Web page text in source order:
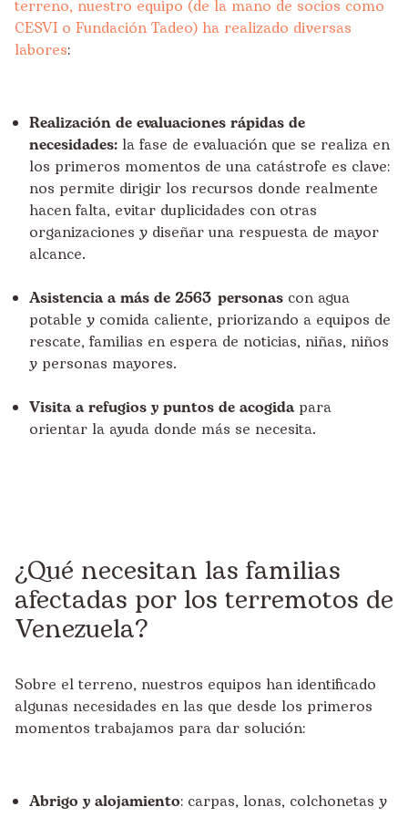
terreno, nuestro equipo (de la mano de socios como
CESVI o Fundación Tadeo) ha realizado diversas
labores:
Realización de evaluaciones rápidas de
necesidades: la fase de evaluación que se realiza en
los primeros momentos de una catástrofe es clave:
nos permite dirigir los recursos donde realmente
hacen falta, evitar duplicidades con otras
organizaciones y diseñar una respuesta de mayor
alcance.
Asistencia a más de 2563 personas con agua
potable y comida caliente, priorizando a equipos de
rescate, familias en espera de noticias, niñas, niños
y personas mayores.
Visita a refugios y puntos de acogidapara
orientar la ayuda donde más se necesita.
¿Qué necesitan las familias
afectadas por los terremotos de
Venezuela?
Sobre el terreno, nuestros equipos han identificado
algunas necesidades en las que desde los primeros
momentos trabajamos para dar solución:
Abrigo y alojamiento: carpas, lonas, colchonetas y